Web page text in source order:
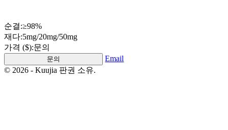
순결:≥98%
재다:5mg/20mg/50mg
가격 ($):문의
문의
Email
© 2026 - Kuujia 판권 소유.